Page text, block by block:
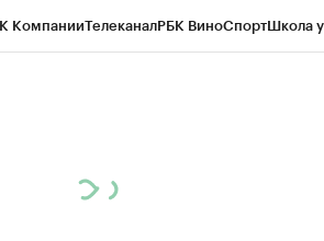
КомпанииТелеканалРБК ВиноСпортШкола